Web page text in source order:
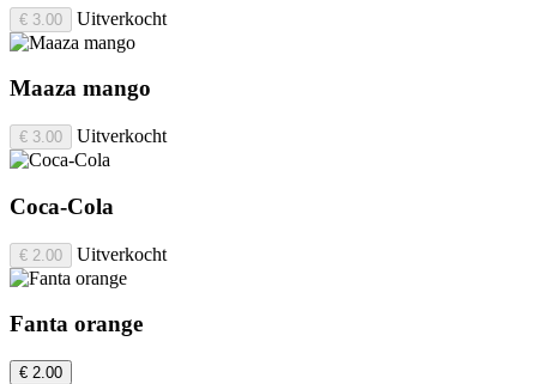
€ 3.00 Uitverkocht
Maaza mango
€ 3.00 Uitverkocht
Coca-Cola
€ 2.00 Uitverkocht
Fanta orange
€ 2.00